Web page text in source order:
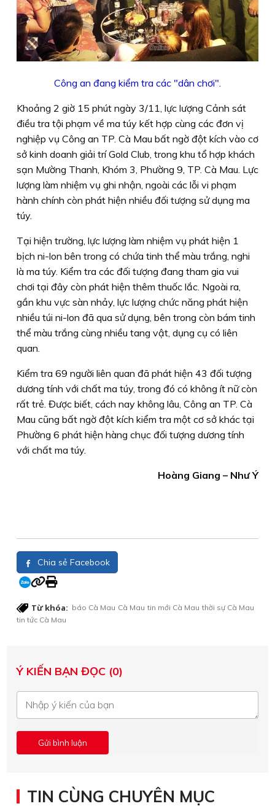
Công an đang kiểm tra các "dân chơi".
Khoảng 2 giờ 15 phút ngày 3/11, lực lượng Cảnh sát
điều tra tội phạm về ma túy kết hợp cùng các đơn vị
nghiệp vụ Công an TP. Cà Mau bất ngờ đột kích vào cơ
sở kinh doanh giải trí Gold Club, trong khu tổ hợp khách
sạn Mường Thanh, Khóm 3, Phường 9, TP. Cà Mau. Lực
lượng làm nhiệm vụ ghi nhận, ngoài các lỗi vi phạm
hành chính còn phát hiện nhiều đối tượng sử dụng ma
túy.
Tại hiện trường, lực lượng làm nhiệm vụ phát hiện 1
bịch ni-lon bên trong có chứa tinh thể màu trắng, nghi
là ma túy. Kiểm tra các đối tượng đang tham gia vui
chơi tại đây còn phát hiện thêm thuốc lắc. Ngoài ra,
gần khu vực sàn nhảy, lực lượng chức năng phát hiện
nhiều túi ni-lon đã qua sử dụng, bên trong còn bám tinh
thể màu trắng cùng nhiều tang vật, dụng cụ có liên
quan.
Kiểm tra 69 người liên quan đã phát hiện 43 đối tượng
dương tính với chất ma túy, trong đó có không ít nữ còn
rất trẻ. Được biết, cách nay không lâu, Công an TP. Cà
Mau cũng bất ngờ đột kích kiểm tra một cơ sở khác tại
Phường 6 phát hiện hàng chục đối tượng dương tính
với chất ma túy.
Hoàng Giang – Như Ý
Chia sẻ Facebook
Từ khóa: báo Cà Mau Cà Mau tin mới Cà Mau thời sự Cà Mau
tin tức Cà Mau
Ý KIẾN BẠN ĐỌC (0)
TIN CÙNG CHUYÊN MỤC